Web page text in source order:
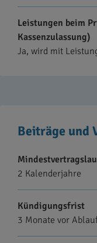
Leistungen beim
Kassenzulassung)
Ja, wird mit
Beiträge und
2 Kalenderjahre
Kündigungsfrist
3 Monate vor